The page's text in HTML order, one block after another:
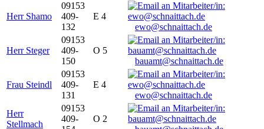
Herr Shamo
09153
409-
132
E 4
ewo@schnaittach.de
Herr Steger
09153
409-
150
O 5
bauamt@schnaittach.de
Frau Steindl
09153
409-
131
E 4
ewo@schnaittach.de
Herr
Stellmach
09153
409-
O 2